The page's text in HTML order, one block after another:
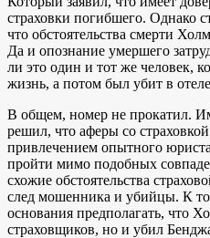
страховки погибшего. Однако
что обстоятельства смерти
Да и опознание умершего
ли это один и тот же человек,
жизнь, а потом был убит в
В общем, номер не прокатил.
решил, что аферы со
привлечением опытного
пройти мимо подобных
схожие обстоятельства
след мошенника и убийцы. К
основания предполагать, что
страховщиков, но и убил